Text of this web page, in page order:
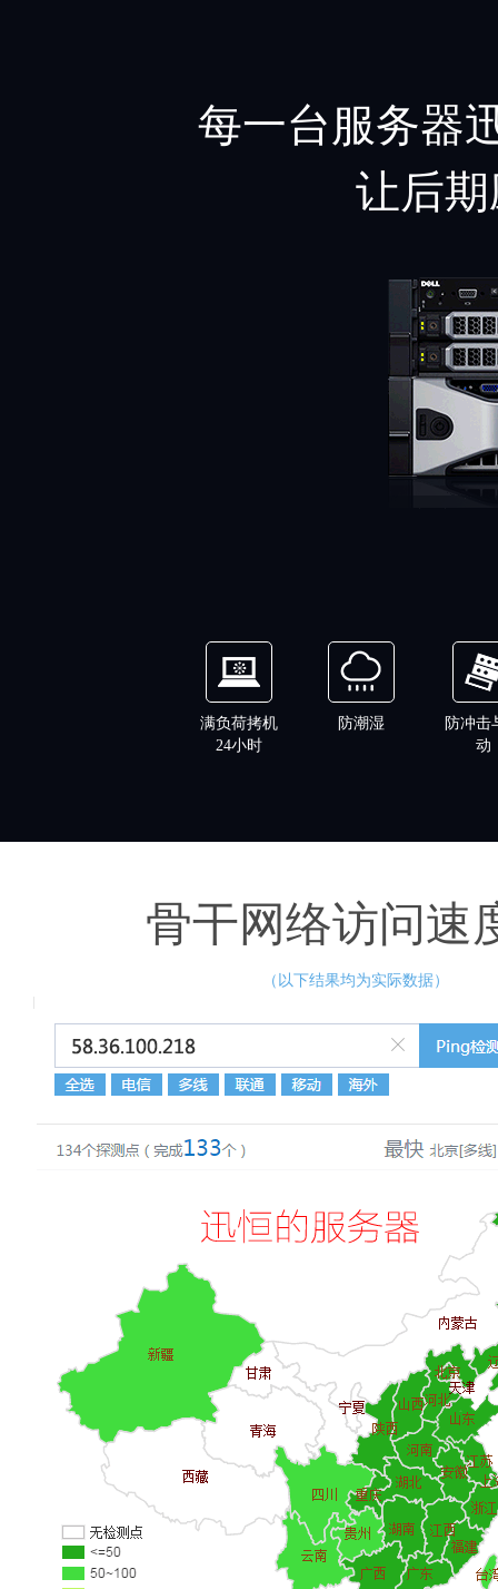
每一台服务器
让后
满负荷拷机
24小时
防潮湿
防冲击
动
骨干网络访问速
（以下结果均为实际数据）